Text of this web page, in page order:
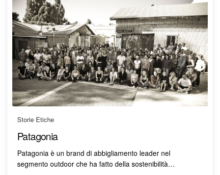
Storie Etiche
Patagonia
Patagonia è un brand di abbigliamento leader nel
segmento outdoor che ha fatto della sostenibilità…